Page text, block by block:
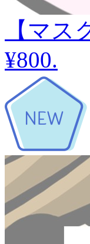
【マ
¥800.